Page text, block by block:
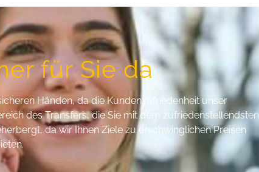
für Sie da
Händen, da die Kundenzufriedenheit unser
des Transfers, die Sie mit dem zufriedenstellendsten
da wir Ihnen Ziele zu erschwinglichen Preisen